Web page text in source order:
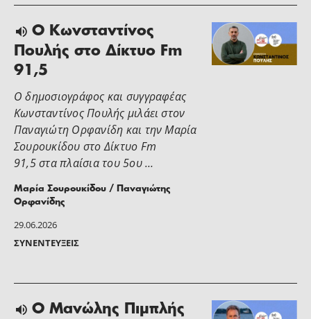
29.06.2026
ΣΥΝΕΝΤΕΎΞΕΙΣ
Ο Κωνσταντίνος
Πουλής στο Δίκτυο Fm
91,5
Ο δημοσιογράφος και συγγραφέας
Κωνσταντίνος Πουλής μιλάει στον
Παναγιώτη Ορφανίδη και την Μαρία
Σουρουκίδου στο Δίκτυο Fm
91,5 στα πλαίσια του 5ου …
Μαρία Σουρουκίδου / Παναγιώτης
Ορφανίδης
Ο Μανώλης Πιμπλής